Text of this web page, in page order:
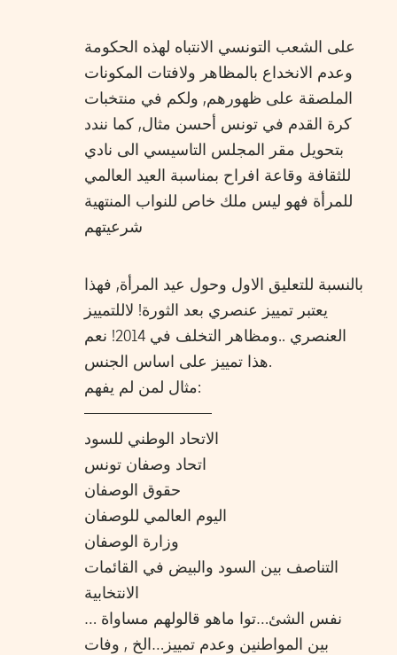
على الشعب التونسي الانتباه لهذه الحكومة
وعدم الانخداع بالمظاهر ولافتات المكونات
الملصقة على ظهورهم, ولكم في منتخبات
كرة القدم في تونس أحسن مثال, كما نندد
بتحويل مقر المجلس التاسيسي الى نادي
للثقافة وقاعة افراح بمناسبة العيد العالمي
للمرأة فهو ليس ملك خاص للنواب المنتهية
شرعيتهم
بالنسبة للتعليق الاول وحول عيد المرأة, فهذا
يعتبر تمييز عنصري بعد الثورة! لاللتمييز
العنصري ..ومظاهر التخلف في 2014! نعم
هذا تمييز على اساس الجنس.
مثال لمن لم يفهم:
————————
الاتحاد الوطني للسود
اتحاد وصفان تونس
حقوق الوصفان
اليوم العالمي للوصفان
وزارة الوصفان
التناصف بين السود والبيض في القائمات
الانتخابية
… نفس الشئ…توا ماهو قالولهم مساواة
بين المواطنين وعدم تمييز…الخ , وفات